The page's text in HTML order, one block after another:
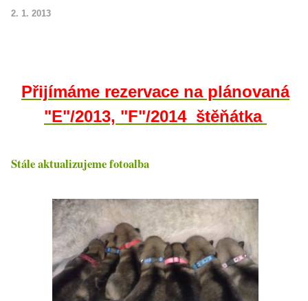
2. 1. 2013
Přijímáme rezervace na plánovaná
"E"/2013, "F"/2014 štěňátka
Stále aktualizujeme fotoalba